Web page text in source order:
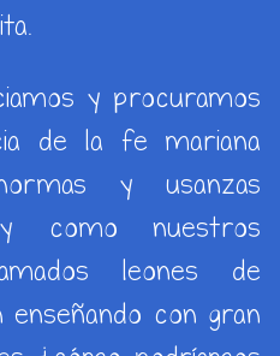
y procuramos
de la fe mariana
y usanzas
como nuestros
leones de
con gran